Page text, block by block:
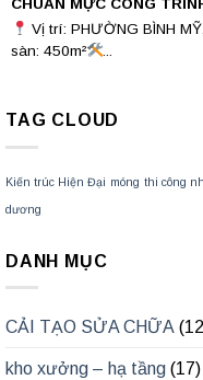
CHUẨN MỰC CÔNG
Vị trí: PHƯỜNG BÌNH
sàn: 450m²
TAG CLOUD
Kiến trúc Hiện Đại móng thi công
dương
DANH MỤC
CẢI TẠO SỬA CHỮA
kho xưởng – hạ tầng (17)